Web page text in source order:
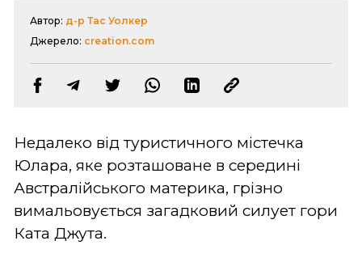
Автор: д-р Тас Уолкер
Джерело: creation.com
Недалеко від туристичного містечка
Юлара, яке розташоване в середині
Австралійського материка, грізно
вимальовується загадковий силует гори
Ката Джута.